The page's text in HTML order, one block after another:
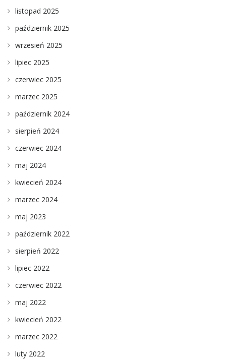
listopad 2025
październik 2025
wrzesień 2025
lipiec 2025
czerwiec 2025
marzec 2025
październik 2024
sierpień 2024
czerwiec 2024
maj 2024
kwiecień 2024
marzec 2024
maj 2023
październik 2022
sierpień 2022
lipiec 2022
czerwiec 2022
maj 2022
kwiecień 2022
marzec 2022
luty 2022